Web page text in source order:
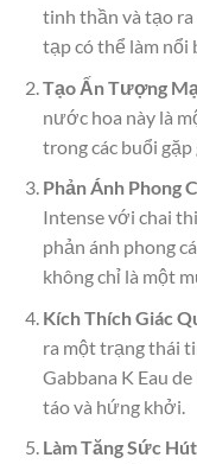
tinh thần và tạo
tạp có thể làm nổi
Tạo Ấn Tượng
nước hoa này là
trong các buổi
Phản Ánh Phong
Intense với chai
phản ánh phong
không chỉ là một
Kích Thích Giác
ra một trạng thái
Gabbana K Eau
táo và hứng khởi.
Làm Tăng Sức